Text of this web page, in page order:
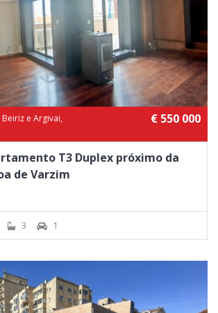
e Argivai,
€ 550 000
T3 Duplex próximo da
de Varzim
3 1